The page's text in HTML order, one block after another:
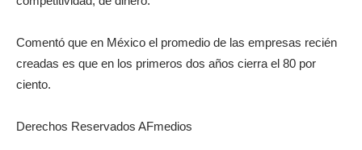
Comentó que en México el promedio de las empresas recién
creadas es que en los primeros dos años cierra el 80 por
ciento.
Derechos Reservados AFmedios